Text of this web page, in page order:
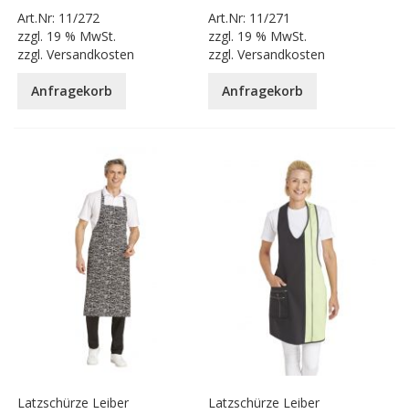
Art.Nr: 11/272
zzgl. 19 % MwSt.
zzgl.Versandkosten
Anfragekorb
Art.Nr: 11/271
zzgl. 19 % MwSt.
zzgl.Versandkosten
Anfragekorb
Latzschürze Leiber Latzschürze Leiber